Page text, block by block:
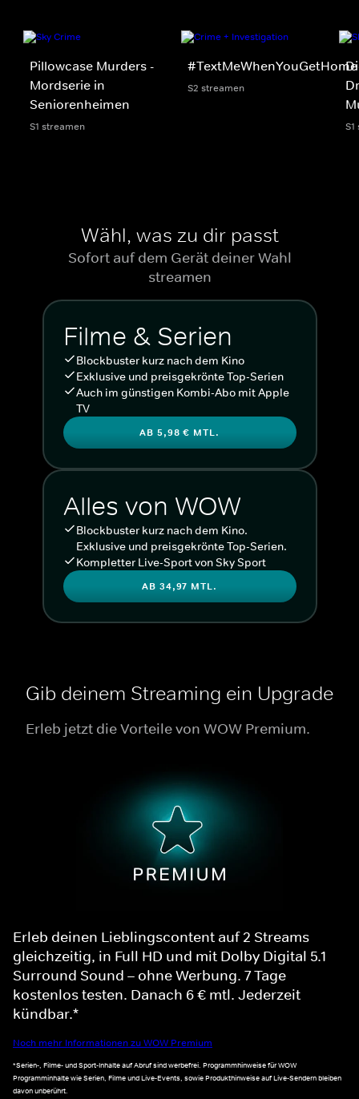
Pillowcase Murders -
Mordserie in
Seniorenheimen
S1 streamen
#TextMeWhenYouGetHome
S2 streamen
Wähl, was zu dir passt
Sofort auf dem Gerät deiner Wahl
streamen
Filme & Serien
Blockbuster kurz nach dem Kino
Exklusive und preisgekrönte Top-Serien
Auch im günstigen Kombi-Abo mit Apple
TV
AB 5,98 € MTL.
Alles von WOW
Blockbuster kurz nach dem Kino.
Exklusive und preisgekrönte Top-Serien.
Kompletter Live-Sport von Sky Sport
AB 34,97 MTL.
Gib deinem Streaming ein Upgrade
Erleb jetzt die Vorteile von WOW Premium.
Erleb deinen Lieblingscontent auf 2 Streams
gleichzeitig, in Full HD und mit Dolby Digital 5.1
Surround Sound – ohne Werbung. 7 Tage
kostenlos testen. Danach 6 € mtl. Jederzeit
kündbar.*
Noch mehr Informationen zu WOW Premium
*Serien-, Filme- und Sport-Inhalte auf Abruf sind werbefrei. Programmhinweise für WOW
Programminhalte wie Serien, Filme und Live-Events, sowie Produkthinweise auf Live-Sendern bleiben
davon unberührt.